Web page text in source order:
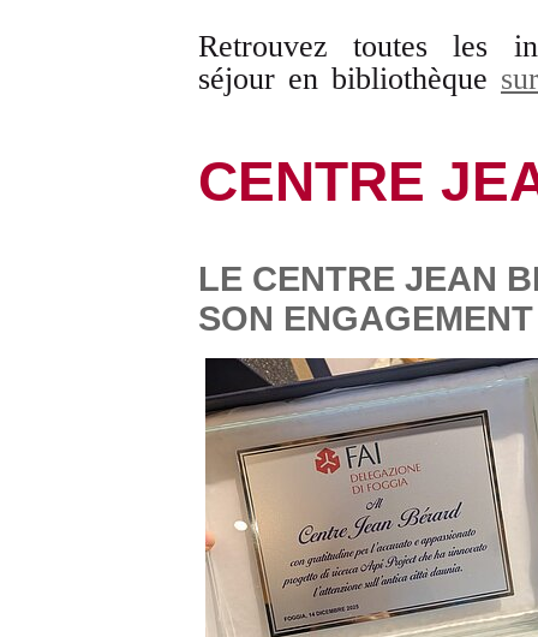
Retrouvez toutes les
séjour en bibliothèque
CENTRE
LE CENTRE JEAN
SON